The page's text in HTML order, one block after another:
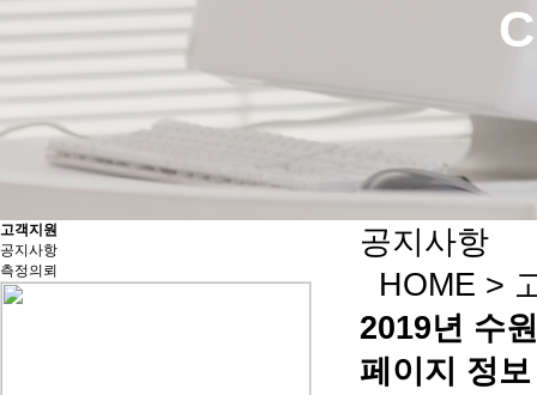
고객지원
공지사항
측정의뢰
공지사항
HOME >
2019년 수
페이지 정보